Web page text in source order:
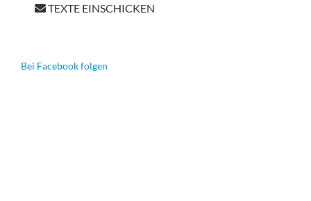
TEXTE EINSCHICKEN
Bei Facebook folgen